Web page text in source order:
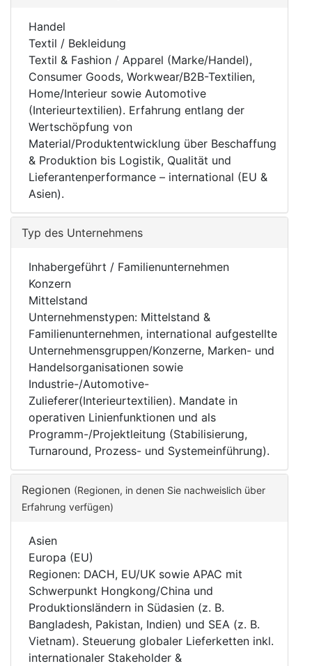
Handel
Textil / Bekleidung
Textil & Fashion / Apparel (Marke/Handel),
Consumer Goods, Workwear/B2B-Textilien,
Home/Interieur sowie Automotive
(Interieurtextilien). Erfahrung entlang der
Wertschöpfung von
Material/Produktentwicklung über Beschaffung
& Produktion bis Logistik, Qualität und
Lieferantenperformance – international (EU &
Asien).
Typ des Unternehmens
Inhabergeführt / Familienunternehmen
Konzern
Mittelstand
Unternehmenstypen: Mittelstand &
Familienunternehmen, international aufgestellte
Unternehmensgruppen/Konzerne, Marken- und
Handelsorganisationen sowie
Industrie-/Automotive-
Zulieferer(Interieurtextilien). Mandate in
operativen Linienfunktionen und als
Programm-/Projektleitung (Stabilisierung,
Turnaround, Prozess- und Systemeinführung).
Regionen (Regionen, in denen Sie nachweislich über
Erfahrung verfügen)
Asien
Europa (EU)
Regionen: DACH, EU/UK sowie APAC mit
Schwerpunkt Hongkong/China und
Produktionsländern in Südasien (z. B.
Bangladesh, Pakistan, Indien) und SEA (z. B.
Vietnam). Steuerung globaler Lieferketten inkl.
internationaler Stakeholder &